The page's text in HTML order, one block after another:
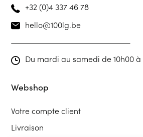
+32 (0)4 337 46 78
hello@100lg.be
Du mardi au samedi de 10h00 à
Webshop
Votre compte client
Livraison